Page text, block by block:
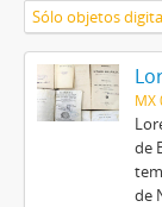
Sólo objetos
MX
de
de